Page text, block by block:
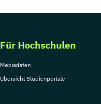
Für Hochschulen
Mediadaten
Übersicht Studienportale